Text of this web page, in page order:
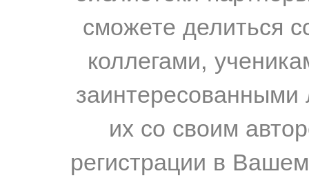
сможете делиться
коллегами,
их со своим
регистрации в